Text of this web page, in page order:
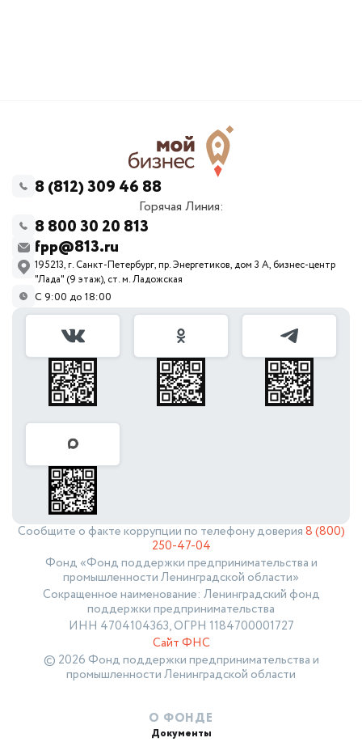
8 (812) 309 46 88
Горячая Линия:
8 800 30 20 813
fpp@813.ru
195213, г. Санкт-Петербург, пр. Энергетиков, дом 3 А, бизнес-центр
"Лада" (9 этаж), ст. м. Ладожская
С 9:00 до 18:00
Сообщите о факте коррупции по телефону доверия8 (800)
250-47-04
Фонд «Фонд поддержки предпринимательства и
промышленности Ленинградской области»
Сокращенное наименование: Ленинградский фонд
поддержки предпринимательства
ИНН 4704104363, ОГРН 1184700001727
Сайт ФНС
© 2026 Фонд поддержки предпринимательства и
промышленности Ленинградской области
О ФОНДЕ
Документы